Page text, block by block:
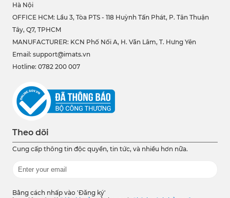
Hà Nội
OFFICE HCM: Lầu 3, Tòa PTS - 118 Huỳnh Tấn Phát, P. Tân Thuận
Tây, Q7, TPHCM
MANUFACTURER: KCN Phố Nối A, H. Văn Lâm, T. Hưng Yên
Email: support@imats.vn
Hotline: 0782 200 007
Theo dõi
Cung cấp thông tin độc quyền, tin tức, và nhiều hơn nữa.
Bằng cách nhấp vào 'Đăng ký'